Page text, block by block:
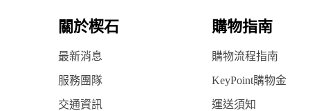
關於楔石 購物指南
最新消息 購物流程指南
服務團隊 KeyPoint購物金
交通資訊 運送須知